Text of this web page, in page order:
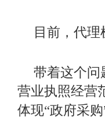
目前，代
带着这个问
营业执照经营
体现“政府采